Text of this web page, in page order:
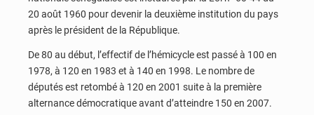
20 août 1960 pour devenir la deuxième institution du pays
après le président de la République.
De 80 au début, l’effectif de l’hémicycle est passé à 100 en
1978, à 120 en 1983 et à 140 en 1998. Le nombre de
députés est retombé à 120 en 2001 suite à la première
alternance démocratique avant d’atteindre 150 en 2007.